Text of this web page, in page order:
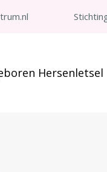
Hersenletsel